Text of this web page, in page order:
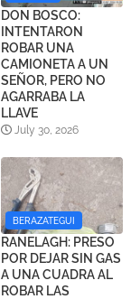
DON BOSCO:
INTENTARON
ROBAR UNA
CAMIONETA A UN
SEÑOR, PERO NO
AGARRABA LA
LLAVE
July 30, 2026
BERAZATEGUI
RANELAGH: PRESO
POR DEJAR SIN GAS
A UNA CUADRA AL
ROBAR LAS